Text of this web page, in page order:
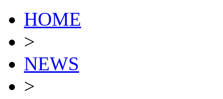
HOME
>
NEWS
>